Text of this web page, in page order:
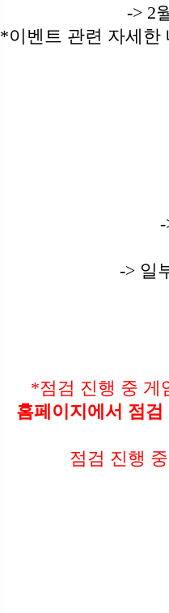
-> 2
*이벤트 관련 자세한
-> 일
*점검 진행 중 게
홈페이지에서 점
점검 진행